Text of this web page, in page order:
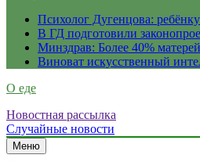
Психолог Дугенцова:
В ГД подготовили
Минздрав: Более 40%
Виноват искусственный
О еде
Новостная рассылка
Случайные новости
Меню